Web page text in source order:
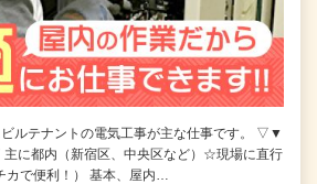
ルテナントの電気工事が主な仕事です。 ▽▼
都内（新宿区、中央区など）☆現場に直行
カで便利！） 基本、屋内…